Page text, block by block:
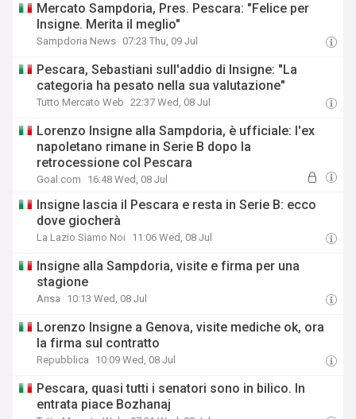
Mercato Sampdoria, Pres. Pescara: "Felice per
Insigne. Merita il meglio"
Sampdoria News 07:23 Thu, 09 Jul
Pescara, Sebastiani sull'addio di Insigne: "La
categoria ha pesato nella sua valutazione"
Tutto Mercato Web 22:37 Wed, 08 Jul
Lorenzo Insigne alla Sampdoria, è ufficiale: l'ex
napoletano rimane in Serie B dopo la
retrocessione col Pescara
Goal.com 16:48 Wed, 08 Jul
Insigne lascia il Pescara e resta in Serie B: ecco
dove giocherà
La Lazio Siamo Noi 11:06 Wed, 08 Jul
Insigne alla Sampdoria, visite e firma per una
stagione
Ansa 10:13 Wed, 08 Jul
Lorenzo Insigne a Genova, visite mediche ok, ora
la firma sul contratto
Repubblica 10:09 Wed, 08 Jul
Pescara, quasi tutti i senatori sono in bilico. In
entrata piace Bozhanaj